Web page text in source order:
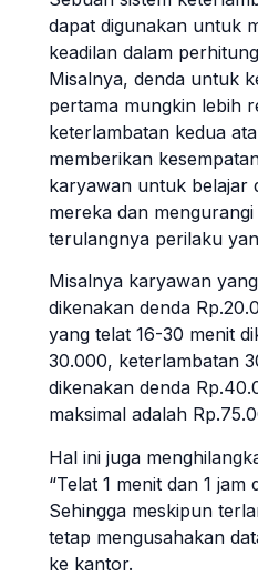
dapat digunakan untuk
keadilan dalam
Misalnya, denda untuk
pertama mungkin lebih
keterlambatan kedua
memberikan
karyawan untuk belajar
mereka dan
terulangnya perilaku
Misalnya karyawan
dikenakan denda
yang telat 16-30 menit
30.000, keterlambatan
dikenakan denda
maksimal adalah
Hal ini juga
“Telat 1 menit dan 1 jam
Sehingga meskipun
tetap mengusahakan
ke kantor.